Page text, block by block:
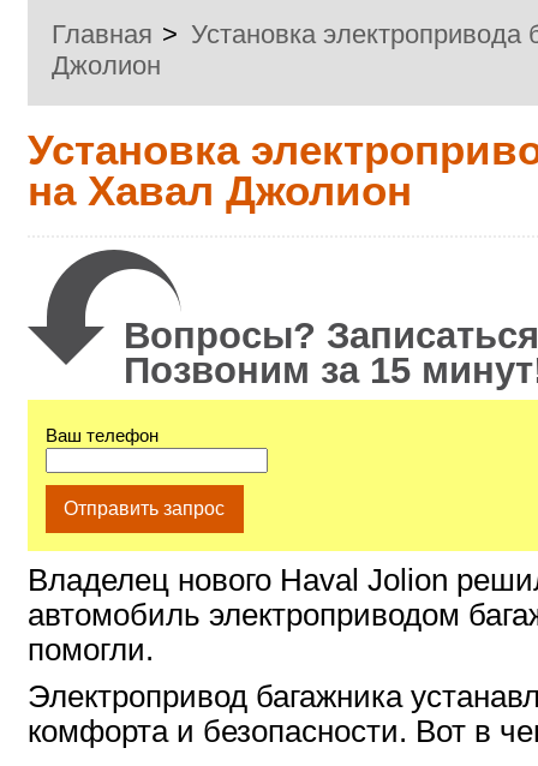
Главная > Установка электропривода
Джолион
Установка
на Хавал Джолион
Вопросы?
Позвоним за 15
Ваш телефон
Отправить запрос
Владелец нового Haval Jolion
автомобиль электроприводом
помогли.
Электропривод багажника
комфорта и безопасности. Вот в